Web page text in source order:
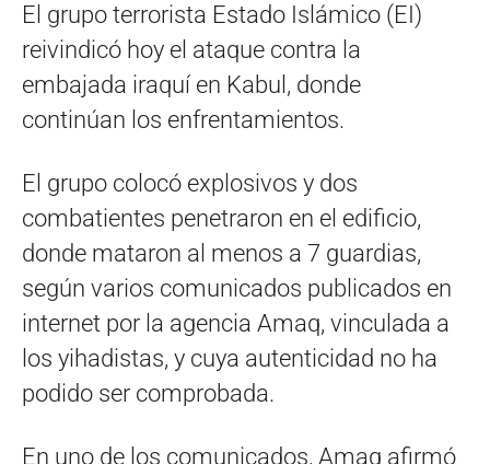
El grupo terrorista Estado Islámico (EI)
reivindicó hoy el ataque contra la
embajada iraquí en Kabul, donde
continúan los enfrentamientos.
El grupo colocó explosivos y dos
combatientes penetraron en el edificio,
donde mataron al menos a 7 guardias,
según varios comunicados publicados en
internet por la agencia Amaq, vinculada a
los yihadistas, y cuya autenticidad no ha
podido ser comprobada.
En uno de los comunicados, Amaq afirmó